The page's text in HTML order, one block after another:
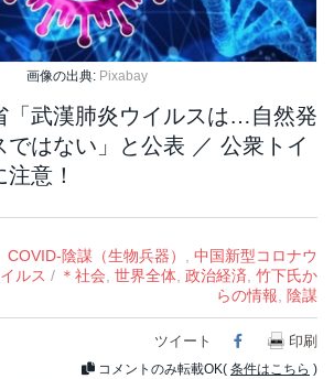
画像の出典: Pixabay
「武漢肺炎ウイルスは…自然発
ではない」と公表 ／ 公衆トイ
意！
COVID-陰謀（生物兵器）
中国新型コロナウ
イルス / ＊社会 世界全体 政治経済 竹下氏か
らの情報
陰謀
ツイート Facebook
印刷
コメントのみ転載OK( 条件はこちら )